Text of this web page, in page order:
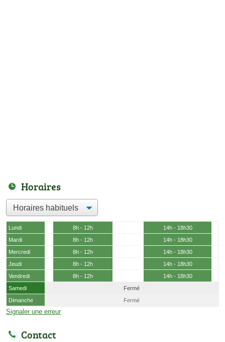
Horaires
Lundi 8h - 12h
14h - 18h30
Mardi
8h - 12h
14h - 18h30
Mercredi
8h - 12h
14h - 18h30
Jeudi
8h - 12h
14h - 18h30
Vendredi
8h - 12h
14h - 18h30
Samedi
Fermé
Dimanche
Fermé
Signaler une erreur
Contact